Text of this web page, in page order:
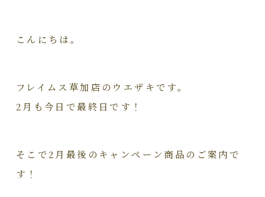
こんにちは。
フレイムス草加店のウエザキです。
2月も今日で最終日です！
そこで2月最後のキャンペーン商品のご案内で
す！